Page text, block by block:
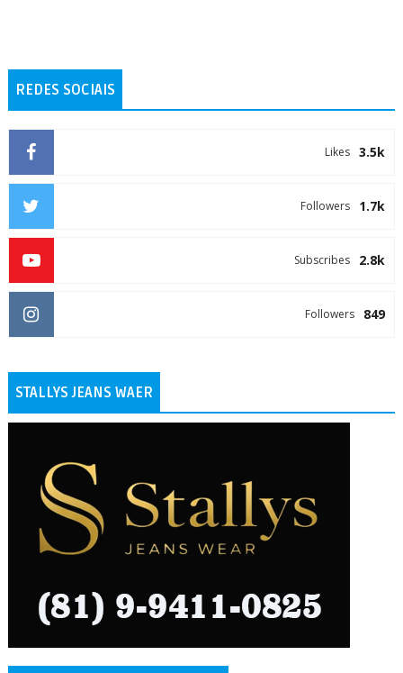
REDES SOCIAIS
3.5k
Likes
1.7k
Followers
2.8k
Subscribes
849
Followers
STALLYS JEANS WAER